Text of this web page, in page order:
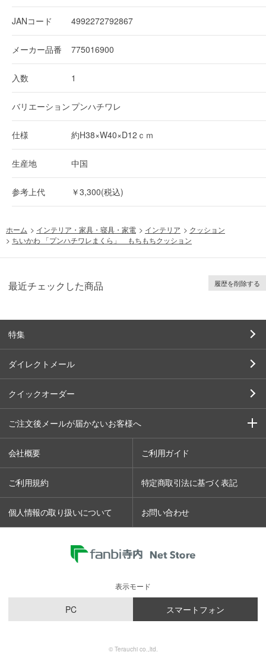
JANコード 4992272792867
メーカー品番 775016900
入数 1
バリエーション プンハチワレ
仕様 約H38×W40×D12ｃｍ
生産地 中国
参考上代 ￥3,300(税込)
ホーム > インテリア・家具・寝具・家電 > インテリア > クッション
> ちいかわ 「プンハチワレまくら」 もちもちクッション
最近チェックした商品 履歴を削除する
特集
ダイレクトメール
クイックオーダー
ご注文後メールが届かないお客様へ
会社概要 ご利用ガイド
ご利用規約 特定商取引法に基づく表記
個人情報の取り扱いについて お問い合わせ
表示モード
PC スマートフォン
© Terauchi co.,ltd.